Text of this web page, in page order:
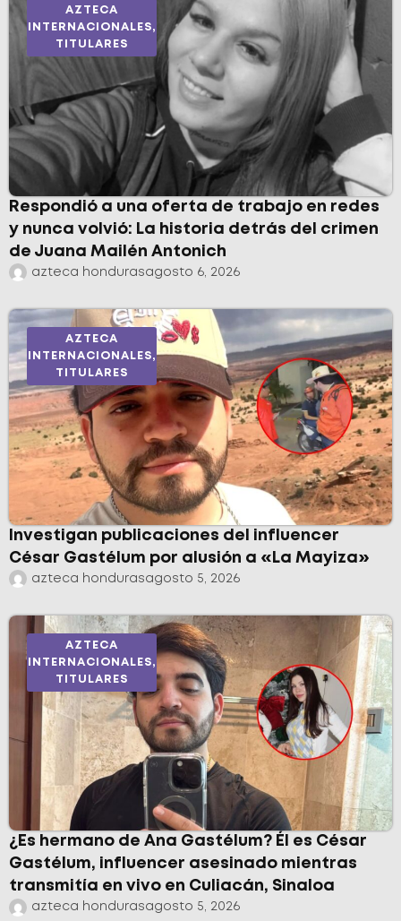
AZTECA
INTERNACIONALES,
TITULARES
Respondió a una oferta de trabajo en redes
y nunca volvió: La historia detrás del crimen
de Juana Mailén Antonich
azteca hondurasagosto 6, 2026
AZTECA
INTERNACIONALES,
TITULARES
Investigan publicaciones del influencer
César Gastélum por alusión a «La Mayiza»
azteca hondurasagosto 5, 2026
AZTECA
INTERNACIONALES,
TITULARES
¿Es hermano de Ana Gastélum? Él es César
Gastélum, influencer asesinado mientras
transmitía en vivo en Culiacán, Sinaloa
azteca hondurasagosto 5, 2026